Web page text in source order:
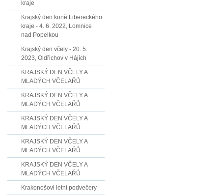
kraje
Krajský den koně Libereckého
kraje - 4. 6. 2022, Lomnice
nad Popelkou
Krajský den včely - 20. 5.
2023, Oldřichov v Hájích
KRAJSKÝ DEN VČELY A
MLADÝCH VČELAŘŮ
KRAJSKÝ DEN VČELY A
MLADÝCH VČELAŘŮ
KRAJSKÝ DEN VČELY A
MLADÝCH VČELAŘŮ
KRAJSKÝ DEN VČELY A
MLADÝCH VČELAŘŮ
KRAJSKÝ DEN VČELY A
MLADÝCH VČELAŘŮ
Krakonošovi letní podvečery